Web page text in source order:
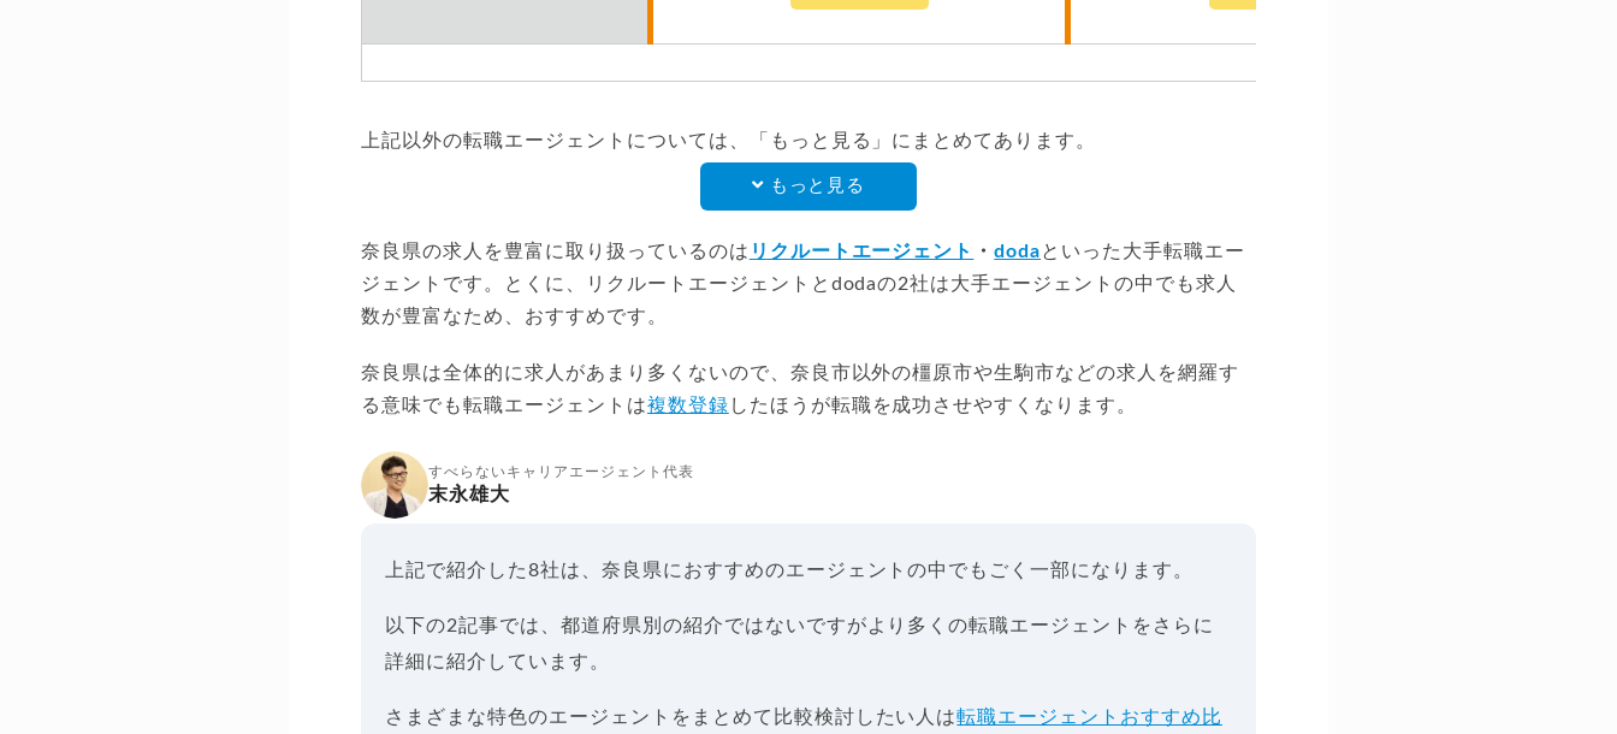
上記以外の転職エージェントについては、「もっと見る」にまとめてあります。
もっと見る
奈良県の求人を豊富に取り扱っているのは リクルートエージェント ・dodaといった大手転職エー
ジェントです。とくに、リクルートエージェントとdodaの2社は大手エージェントの中でも求人
数が豊富なため、おすすめです。
奈良県は全体的に求人があまり多くないので、奈良市以外の橿原市や生駒市などの求人を網羅す
る意味でも転職エージェントは複数登録 したほうが転職を成功させやすくなります。
すべらないキャリアエージェント代表
末永雄大
上記で紹介した8社は、奈良県におすすめのエージェントの中でもごく一部になります。
以下の2記事では、都道府県別の紹介ではないですがより多くの転職エージェントをさらに
詳細に紹介しています。
さまざまな特色のエージェントをまとめて比較検討したい人は転職エージェントおすすめ比